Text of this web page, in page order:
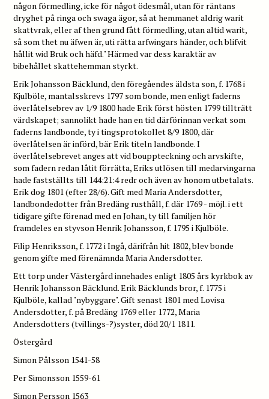
någon förmedling, icke för något ödesmål, utan för räntans
dryghet på ringa och swaga ägor, så at hemmanet aldrig warit
skattvrak, eller af then grund fått förmedling, utan altid warit,
så som thet nu äfwen är, uti rätta arfwingars händer, och blifvit
hållit wid Bruk och häfd." Härmed var dess karaktär av
bibehållet skattehemman styrkt.
Erik Johansson Bäcklund, den föregåendes äldsta son, f. 1768 i
Kjulböle, mantalsskrevs 1797 som bonde, men enligt faderns
överlåtelsebrev av 1/9 1800 hade Erik först hösten 1799 tillträtt
värdskapet; sannolikt hade han en tid därförinnan verkat som
faderns landbonde, ty i tingsprotokollet 8/9 1800, där
överlåtelsen är införd, bär Erik titeln landbonde. I
överlåtelsebrevet anges att vid bouppteckning och arvskifte,
som fadern redan låtit förrätta, Eriks utlösen till medarvingarna
hade fastställts till 144:21:4 redr och även av honom utbetalats.
Erik dog 1801 (efter 28/6). Gift med Maria Andersdotter,
landbondedotter från Bredäng rusthåll, f. där 1769 - möjl. i ett
tidigare gifte förenad med en Johan, ty till familjen hör
framdeles en styvson Henrik Johansson, f. 1795 i Kjulböle.
Filip Henriksson, f. 1772 i Ingå, därifrån hit 1802, blev bonde
genom gifte med förenämnda Maria Andersdotter.
Ett torp under Västergård innehades enligt 1805 års kyrkbok av
Henrik Johansson Bäcklund. Erik Bäcklunds bror, f. 1775 i
Kjulböle, kallad "nybyggare". Gift senast 1801 med Lovisa
Andersdotter, f. på Bredäng 1769 eller 1772, Maria
Andersdotters (tvillings-?)syster, död 20/1 1811.
Östergård
Simon Pålsson 1541-58
Per Simonsson 1559-61
Simon Persson 1563